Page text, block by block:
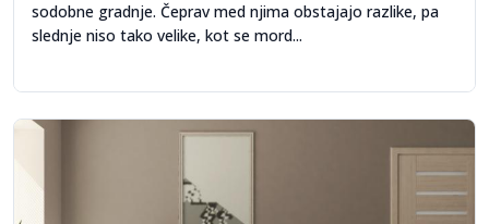
sodobne gradnje. Čeprav med njima obstajajo razlike, pa
slednje niso tako velike, kot se mord...